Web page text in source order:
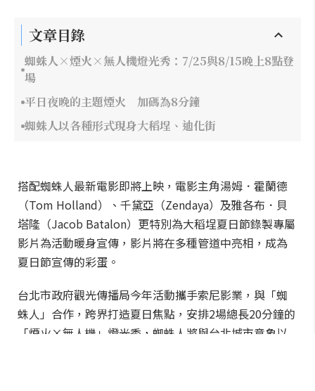
文章目錄
蜘蛛人×煙火×無人機燈光秀：7/25與8/15晚上8點登
場
平日夜晚的主題煙火 加碼為8分鐘
蜘蛛人以各種形式現身大稻埕、迪化街
搭配蜘蛛人最新電影即將上映，電影主角湯姆．霍蘭德
（Tom Holland）、千黛亞（Zendaya）及雅各布．貝
塔隆（Jacob Batalon）更特別為大稻埕夏日節錄製專屬
影片為活動暖身宣傳，影片將在多種管道中亮相，成為
夏日節宣傳的彩蛋。
台北市政府觀光傳播局今年活動攜手索尼影業，與「蜘
蛛人」合作，跨界打造夏日焦點，安排2場總長20分鐘的
「煙火×無人機」燈光秀，蜘蛛人將與台北城市意象以